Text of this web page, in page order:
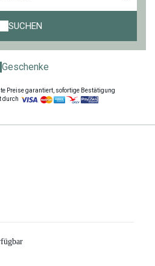
SUCHEN
Geschenke
Preise garantiert, sofortige Bestätigung
durch